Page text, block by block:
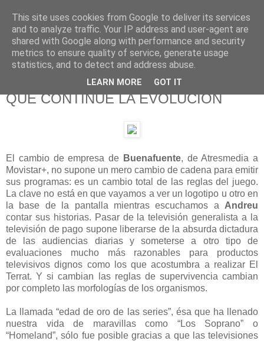
625 RANAS
LA TELEVISIÓN DESDE EL PUNTO DE VISTA BATRACIO
QUE CONTINÚE LA EVOLUCIÓN
El cambio de empresa de Buenafuente, de Atresmedia a
Movistar+, no supone un mero cambio de cadena para emitir
sus programas: es un cambio total de las reglas del juego.
La clave no está en que vayamos a ver un logotipo u otro en
la base de la pantalla mientras escuchamos a Andreu
contar sus historias. Pasar de la televisión generalista a la
televisión de pago supone liberarse de la absurda dictadura
de las audiencias diarias y someterse a otro tipo de
evaluaciones mucho más razonables para productos
televisivos dignos como los que acostumbra a realizar El
Terrat. Y si cambian las reglas de supervivencia cambian
por completo las morfologías de los organismos.
La llamada “edad de oro de las series”, ésa que ha llenado
nuestra vida de maravillas como “Los Soprano” o
“Homeland”, sólo fue posible gracias a que las televisiones
This site uses cookies from Google to deliver its services
and to analyze traffic. Your IP address and user-agent are
shared with Google along with performance and security
metrics to ensure quality of service, generate usage
statistics, and to detect and address abuse.
LEARN MORE GOT IT